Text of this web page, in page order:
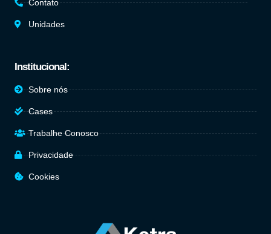
Contato
Unidades
Institucional:
Sobre nós
Cases
Trabalhe Conosco
Privacidade
Cookies